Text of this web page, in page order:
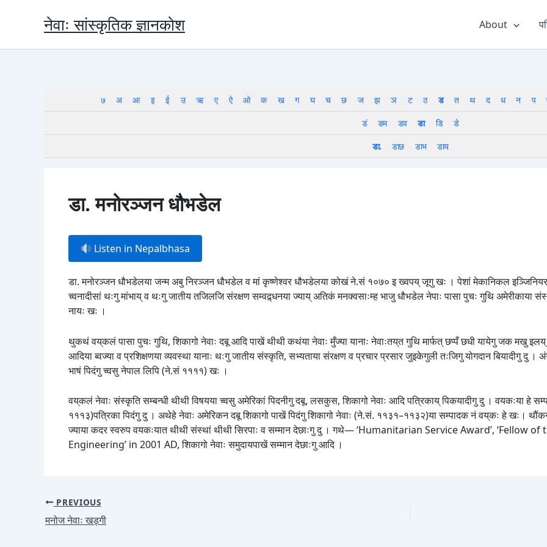
नेवाः सांस्कृतिक ज्ञानकोश About
७ अ आ इ ई उ ऋ ए ऐ ओ क ख ग घ च छ ज झ ञ ट ठ ड त थ द ध न प
डं
डम डव डा डि
डे
डा.
डाछ डाभ डाय
डा. मनोरञ्जन धौभडेल
Listen in Nepalbhasa
डा. मनोरञ्जन धौभडेलया जन्म अबु निरञ्जन धौभडेल व मां कृष्णेश्वर धौभडेलया कोखं ने.सं १०७० इ ख्वपय् जूगु खः । पेशां मेकानिकल
च्वनादीसां थःगु मांभाय् व थःगु जातीय तजिलजि संरक्षण सम्वद्र्धनया ज्याय् अतिकं मनक्वसाःम्ह भाजु धौभडेल नेपाः पासा पुचः गुथि
नायः खः ।
थुकथं वय्‌कलं पासा पुचः गुथि, शिकागो नेवाः दबू आदि पाखें थीथी कथंया नेवाः मुँज्या यानाः नेवाःतय्‌त गुथि मार्फत् छप्पँ छधी यायेगु जक मखु
आदिया ब्वज्या व प्रशिक्षणया व्यवस्था यानाः थःगु जातीय संस्कृति, सभ्यताया संरक्षण व प्रचार प्रसार जुइकेगुली तःजिगु योगदान बियादीगु दु ।
भाषं पिदंगु च्वसु नेपाल लिपि (ने.सं ११११) खः ।
वय्‌कलं नेवाः संस्कृति सम्बन्धी थीथी विषयया च्वसु अमेरिकां पिदनीगु दबू, लसकुस, शिकागो नेवाः आदि पत्रिकाय् पिकयादीगु दु । वयकःया हे
१११३)पत्रिका पिदंगु दु । अथेहे नेवाः अमेरिकन दबू शिकागो पाखें पिदंगु शिकागो नेवाः (ने.सं. ११३१–११३२)या सम्पादक नं वय्‌कः हे खः।
ज्याया कदर स्वरुप वयकःयात थीथी संस्थां थीथी सिरपाः व सम्मान देछाःगु दु । गथे— ‘Humanitarian Service Award’,
Engineering’ in 2001 AD, शिकागो नेवाः समुदायपाखें सम्मान देछाःगु आदि ।
PREVIOUS
मनोज नेवाः खड्गी